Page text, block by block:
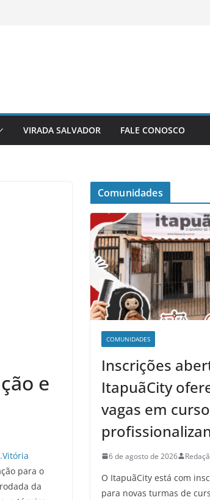
VIRADA SALVADOR FALE CONOSCO
e
para o
da
Comunidades
COMUNIDADES
Inscrições
ItapuãCity
vagas em
6 de agosto de 2026
O ItapuãCity está com
para novas turmas de